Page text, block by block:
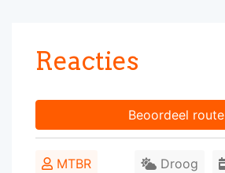
Reacties
Beoordeel route
MTBR Droog